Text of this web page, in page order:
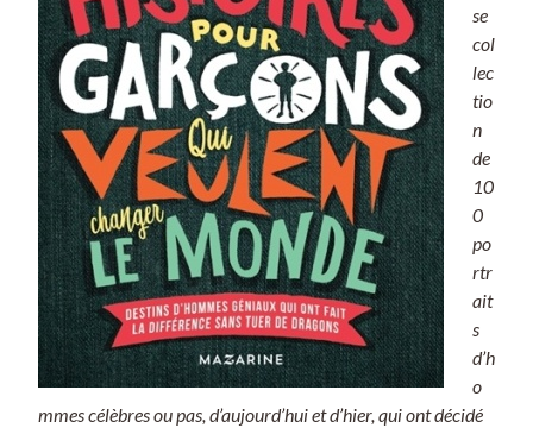
se
col
lec
tio
n
de
10
0
po
rtr
ait
s
d’h
o
mmes célèbres ou pas, d’aujourd’hui et d’hier, qui ont décidé